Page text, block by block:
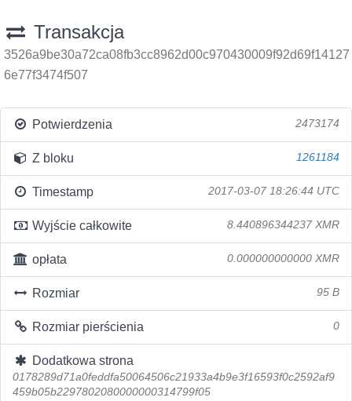
Transakcja
3526a9be30a72ca08fb3cc8962d00c970430009f92d69f14127
6e77f3474f507
Potwierdzenia 2473174
Z bloku 1261184
Timestamp 2017-03-07 18:26:44 UTC
Wyjście całkowite 8.440896344237 XMR
opłata 0.000000000000 XMR
Rozmiar 95 B
Rozmiar pierścienia 0
Dodatkowa strona
0178289d71a0feddfa50064506c21933a4b9e3f16593f0c2592af9
459b05b2297802080000000314799f05